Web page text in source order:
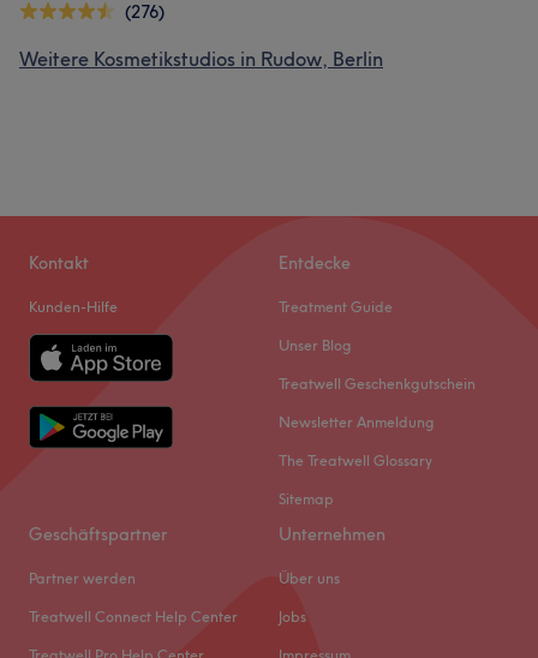
(276)
Weitere Kosmetikstudios in Rudow, Berlin
Kontakt
Kunden-Hilfe
Entdecke
Treatment Guide
Unser Blog
Treatwell Geschenkgutschein
Newsletter Anmeldung
The Treatwell Glossary
Sitemap
Geschäftspartner
Partner werden
Treatwell Connect Help Center
Unternehmen
Über uns
Jobs